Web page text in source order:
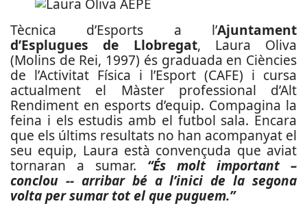
Tècnica d’Esports a l’Ajuntament
d’Esplugues de Llobregat, Laura Oliva
(Molins de Rei, 1997) és graduada en Ciències
de l’Activitat Física i l’Esport (CAFE) i cursa
actualment el Màster professional d’Alt
Rendiment en esports d’equip. Compagina la
feina i els estudis amb el futbol sala. Encara
que els últims resultats no han acompanyat el
seu equip, Laura està convençuda que aviat
tornaran a sumar. “És molt important –
conclou -- arribar bé a l’inici de la segona
volta per sumar tot el que puguem.”